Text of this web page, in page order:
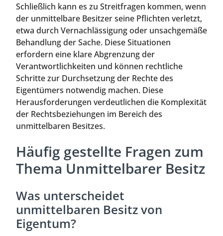
Schließlich kann es zu Streitfragen kommen, wenn
der unmittelbare Besitzer seine Pflichten verletzt,
etwa durch Vernachlässigung oder unsachgemäße
Behandlung der Sache. Diese Situationen
erfordern eine klare Abgrenzung der
Verantwortlichkeiten und können rechtliche
Schritte zur Durchsetzung der Rechte des
Eigentümers notwendig machen. Diese
Herausforderungen verdeutlichen die Komplexität
der Rechtsbeziehungen im Bereich des
unmittelbaren Besitzes.
Häufig gestellte Fragen zum
Thema Unmittelbarer Besitz
Was unterscheidet
unmittelbaren Besitz von
Eigentum?